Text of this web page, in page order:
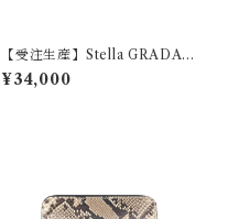
【受注生産】Stella GRADAT
ION
¥34,000